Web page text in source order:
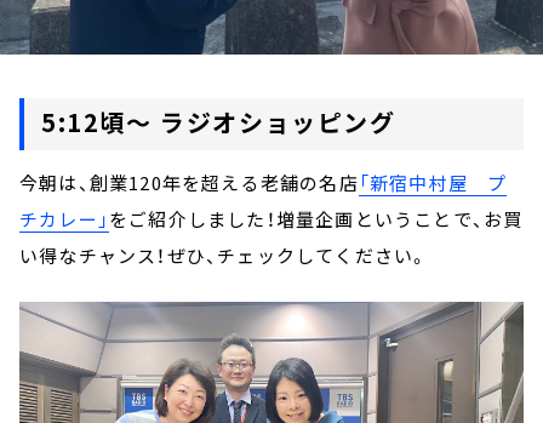
5:12頃～ ラジオショッピング
今朝は、創業120年を超える老舗の名店 「新宿中村屋 プ
チカレー」をご紹介しました！増量企画ということで、お買
い得なチャンス！ぜひ、チェックしてください。